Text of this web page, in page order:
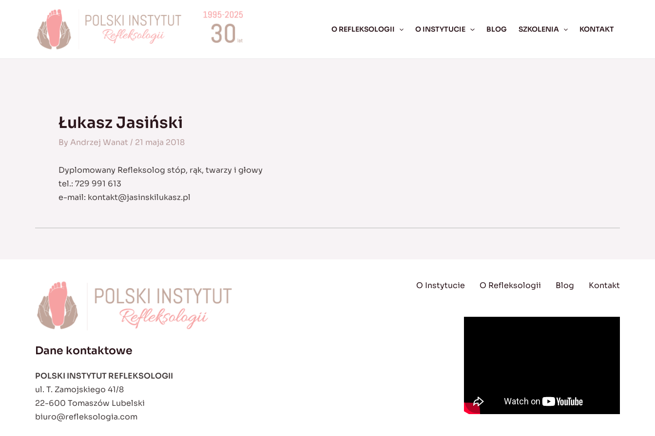
O REFLEKSOLOGII O INSTYTUCIE BLOG SZKOLENIA KONTAKT
Łukasz Jasiński
By Andrzej Wanat / 21 maja 2018
Dyplomowany Refleksolog stóp, rąk, twarzy i głowy
tel.: 729 991 613
e-mail: kontakt@jasinskilukasz.pl
Dane kontaktowe
POLSKI INSTYTUT REFLEKSOLOGII
ul. T. Zamojskiego 41/8
22-600 Tomaszów Lubelski
biuro@refleksologia.com
O Instytucie O Refleksologii Blog Kontakt